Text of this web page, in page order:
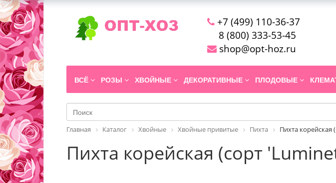
+7 (499) 110-36-37
8 (800) 333-53-45
shop@opt-hoz.ru
ВСЁ РОЗЫ ХВОЙНЫЕ ДЕКОРАТИВНЫЕ ПЛОДОВЫЕ
Главная Каталог Хвойные Хвойные привитые Пихта Пихта корейская
Пихта корейская (сорт